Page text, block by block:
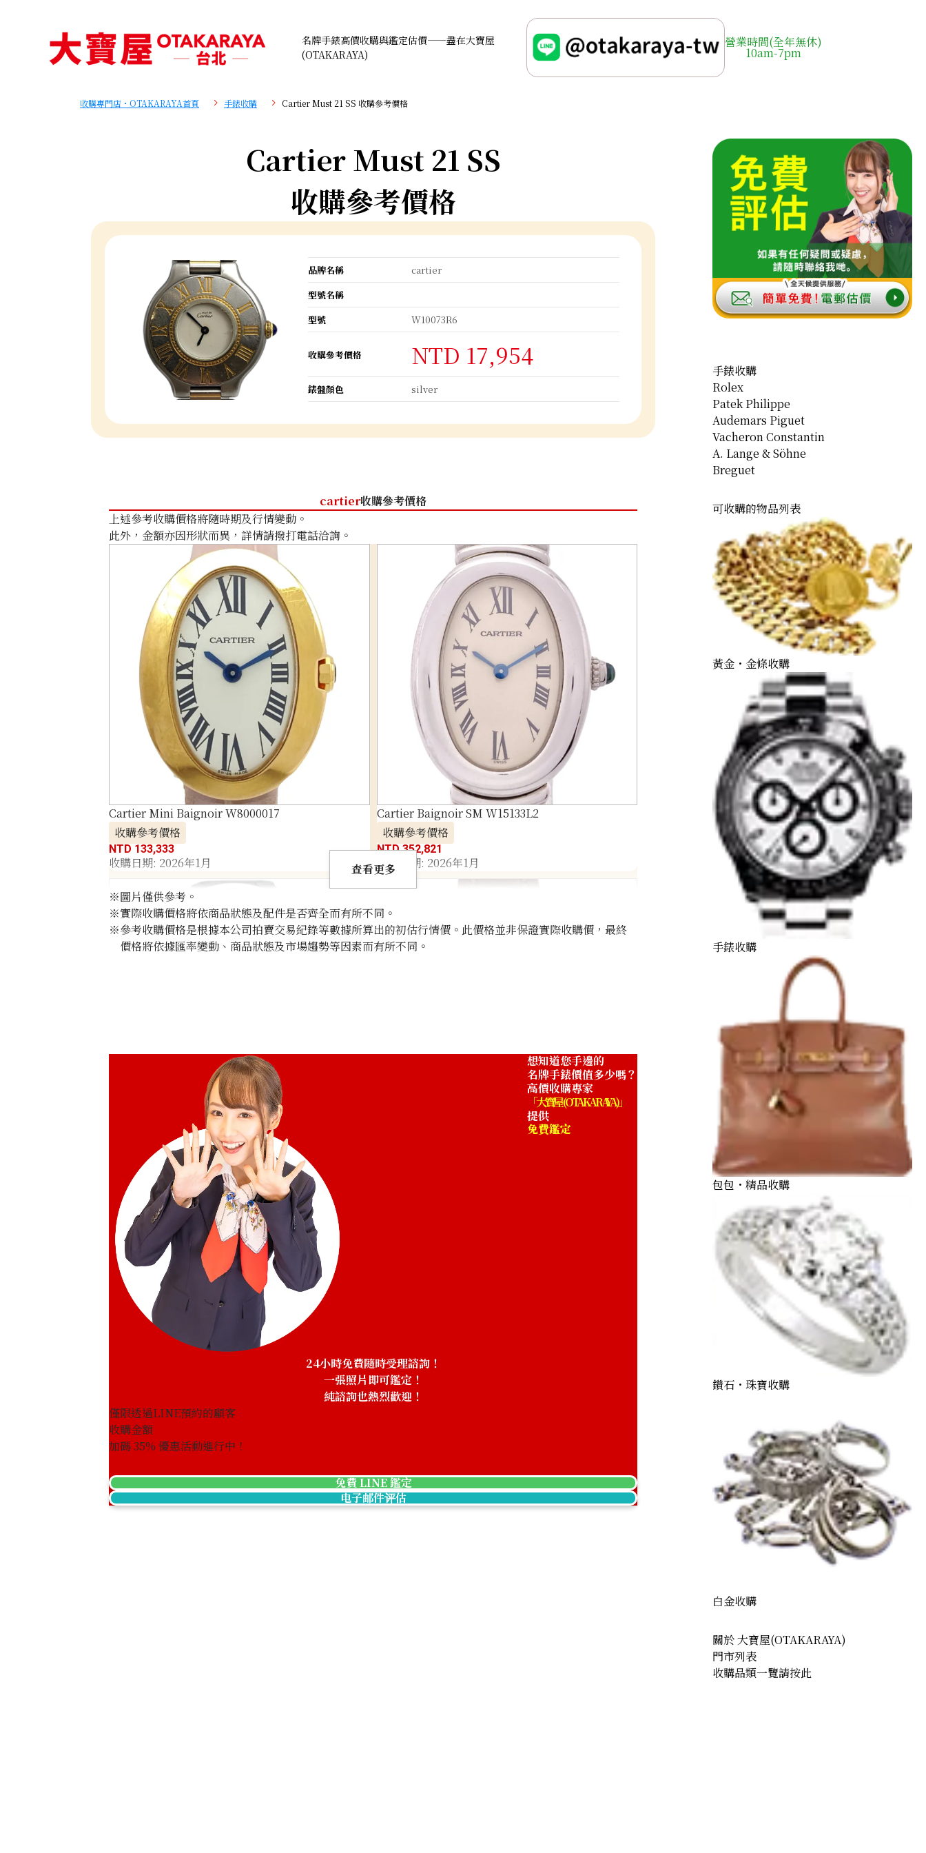
名牌手錶高價收購與鑑定估價——盡在大寶屋
(OTAKARAYA)
營業時間(全年無休)
10am-7pm
收購專門店・OTAKARAYA首頁 手錶收購 Cartier Must 21 SS 收購參考價格
Cartier Must 21 SS
收購參考價格
品牌名稱
cartier
型號名稱
型號
W10073R6
收購參考價格 NTD 17,954
錶盤顏色 silver
cartier收購參考價格
上述參考收購價格將隨時期及行情變動。
此外，金額亦因形狀而異，詳情請撥打電話洽詢。
Cartier Mini Baignoir W8000017
收購參考價格
NTD 133,333
收購日期: 2026年1月
Cartier Baignoir SM W15133L2
收購參考價格
NTD 352,821
收購日期: 2026年1月
Cartier Mini Baignoir WB520027
收購參考價格
NTD 264,615
收購日期: 2026年1月
Cartier Baignoir SM W8000007
收購參考價格
Cartier Ballon Blue 40mm WSBB0061
收購參考價格
查看更多
※圖片僅供參考。
※實際收購價格將依商品狀態及配件是否齊全而有所不同。
※參考收購價格是根據本公司拍賣交易紀錄等數據所算出的初估行情價。此價格並非保證實際收購價，最終
價格將依據匯率變動、商品狀態及市場趨勢等因素而有所不同。
想知道您手邊的
名牌手錶價值多少嗎？
高價收購專家
「大寶屋 (OTAKARAYA)」
提供
免費鑑定
24小時免費隨時受理諮詢！
一張照片即可鑑定！
純諮詢也熱烈歡迎！
僅限透過LINE預約的顧客
收購金額
加碼35% 優惠活動進行中！
免費 LINE 鑑定
电子邮件评估
手錶收購
Rolex
Patek Philippe
Audemars Piguet
Vacheron Constantin
A. Lange & Söhne
Breguet
可收購的物品列表
黃金・金條收購
手錶收購
包包・精品收購
鑽石・珠寶收購
白金收購
關於 大寶屋(OTAKARAYA)
門市列表
收購品類一覽請按此